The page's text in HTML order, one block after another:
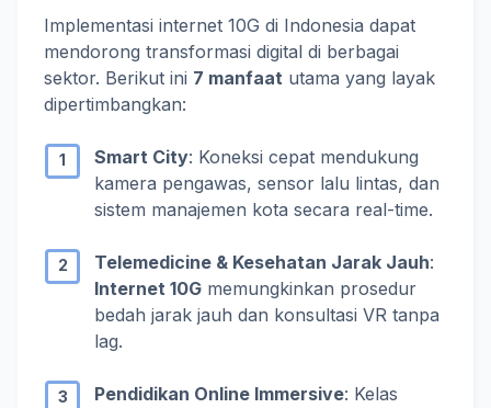
Implementasi internet 10G di Indonesia dapat
mendorong transformasi digital di berbagai
sektor. Berikut ini 7 manfaat utama yang layak
dipertimbangkan:
Smart City: Koneksi cepat mendukung
kamera pengawas, sensor lalu lintas, dan
sistem manajemen kota secara real-time.
Telemedicine & Kesehatan Jarak Jauh:
Internet 10G memungkinkan prosedur
bedah jarak jauh dan konsultasi VR tanpa
lag.
Pendidikan Online Immersive: Kelas